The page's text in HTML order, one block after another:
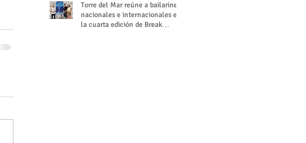
Torre del Mar reúne a bailarines
nacionales e internacionales en
la cuarta edición de Break